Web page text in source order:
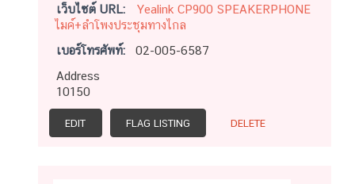
เว็บไซต์ URL:
Yealink CP900 SPEAKERPHONE
ไมค์+ลำโพงประชุมทางไกล
เบอร์โทรศัพท์:
02-005-6587
Address
10150
EDIT FLAG LISTING DELETE